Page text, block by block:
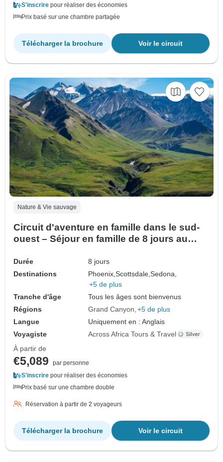
S'inscrire pour réaliser des économies
Prix basé sur une chambre partagée
Voir le circuit
Télécharger la brochure
Nature & Vie sauvage
Circuit d'aventure en famille dans le sud-
ouest – Séjour en famille de 8 jours au
Durée
8 jours
Destinations
Phoenix,Scottsdale,Sedona,
+5 de plus
Tranche d'âge
Tous les âges sont bienvenus
Régions
Grand Canyon +5 de plus
Langue
Uniquement en : Anglais
Voyagiste
Across Africa Tours & Travel
À partir de
€5,089
par personne
S'inscrire pour réaliser des économies
Prix basé sur une chambre double
Réservation à partir de 2 voyageurs
Voir le circuit
Télécharger la brochure